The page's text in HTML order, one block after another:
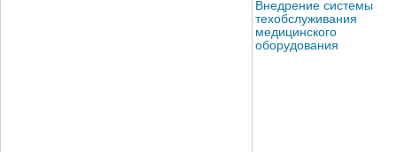
Внедрение системы
техобслуживания
медицинского
оборудования